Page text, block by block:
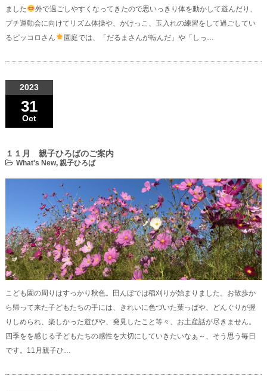
ました
外で過ごしやすくなってきたので思いっきり体を動かして遊んだり、
プチ運動会に向けてリズム体操や、かけっこ、玉入れの練習をして過ごしてい
るピッコロさん
園庭では、「だるまさんが転んだ」や「しっ…
2023
31
Oct
１１月 親子ひろばのご案内
What's New, 親子ひろば
こども園の周りはすっかり秋色。田んぼでは稲刈りが始まりました。お散歩か
ら帰って来た子どもたちの手には、きれいに色づいた葉っぱや、どんぐりが握
りしめられ、楽しかった遊びや、発見したこと等々、お土産話が尽きません。
四季をを感じる子どもたちの感性を大切にしていきたいなぁ～、そう思う毎日
です。11月親子ひ…